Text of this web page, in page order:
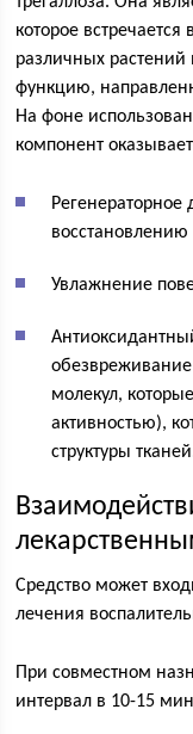
которое
различных
функцию,
На фоне
компонент
Регенераторное
Увлажнение
обезвреживание
молекул,
активностью),
структуры
Средство может
лечения
При совместном
интервал в 10-15